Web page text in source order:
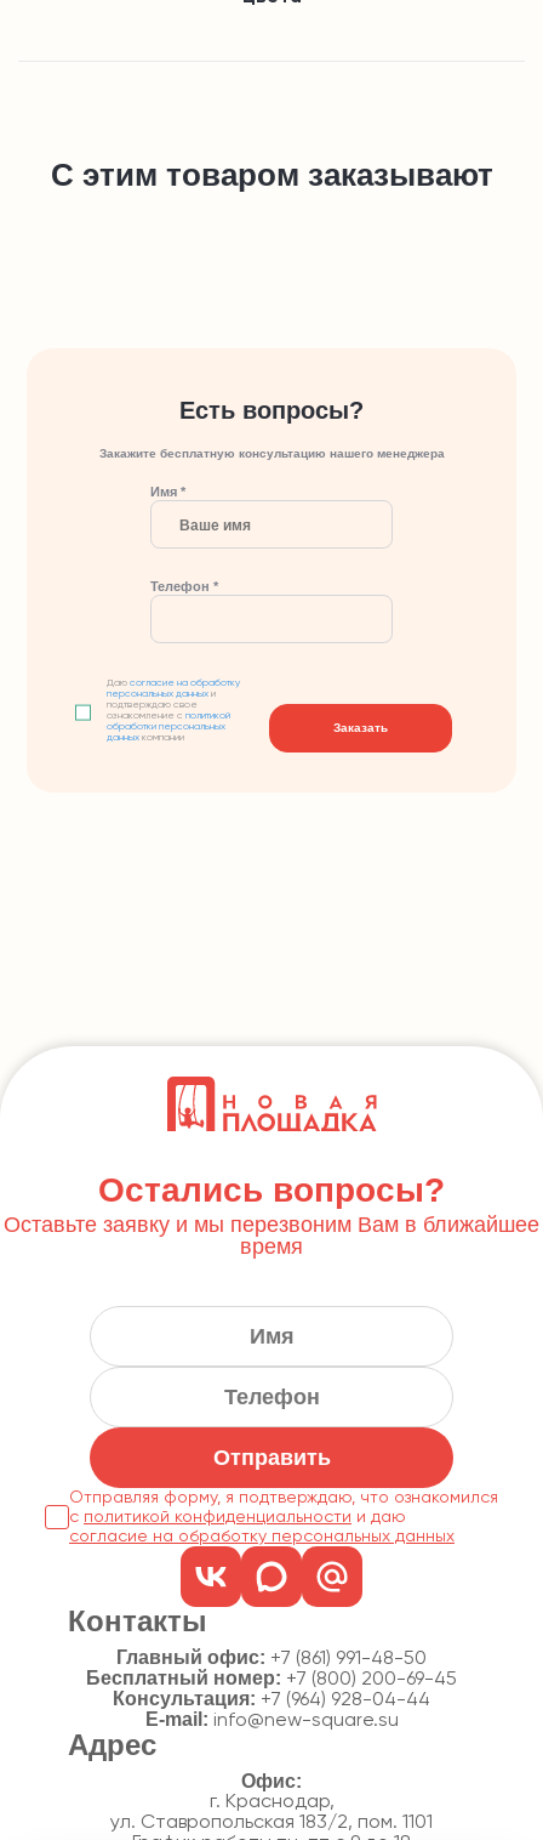
С этим товаром заказывают
Есть вопросы?
Закажите бесплатную консультацию нашего менеджера
Имя *
Телефон *
Даюсогласие на обработку
персональных данных и
подтверждаю свое
ознакомление сполитикой
обработки персональных
данных компании
Заказать
Остались вопросы?
Оставьте заявку и мы перезвоним Вам в ближайшее
время
Отправить
Отправляя форму, я подтверждаю, что ознакомился
с политикой конфиденциальности
согласие на обработку персональных данных
Контакты
Главный офис: +7 (861) 991-48-50
Бесплатный номер: +7 (800) 200-69-45
Консультация: +7 (964) 928-04-44
E-mail: info@new-square.su
Адрес
г. Краснодар,
ул. Ставропольская 183/2, пом. 1101